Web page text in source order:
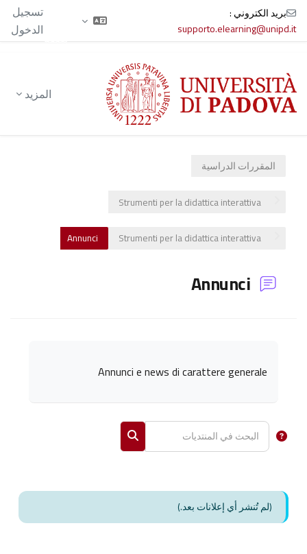
بريد الكتروني :
supporto.elearning@unipd.it
تسجيل
الدخول
المزيد
المقررات الدراسية
Strumenti per la didattica interattiva
Strumenti per la didattica interattiva
Annunci
Annunci
Annunci e news di carattere generale
البحث في المنتديات
البحث في المنتديات
(لم تُنشر أي إعلانات بعد.)